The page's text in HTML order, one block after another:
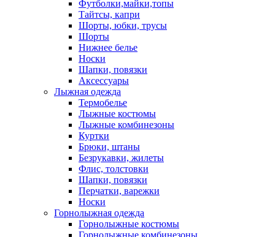
Футболки,майки,топы
Тайтсы, капри
Шорты, юбки, трусы
Шорты
Нижнее белье
Носки
Шапки, повязки
Аксессуары
Лыжная одежда
Термобелье
Лыжные костюмы
Лыжные комбинезоны
Куртки
Брюки, штаны
Безрукавки, жилеты
Флис, толстовки
Шапки, повязки
Перчатки, варежки
Носки
Горнолыжная одежда
Горнолыжные костюмы
Горнолыжные комбинезоны